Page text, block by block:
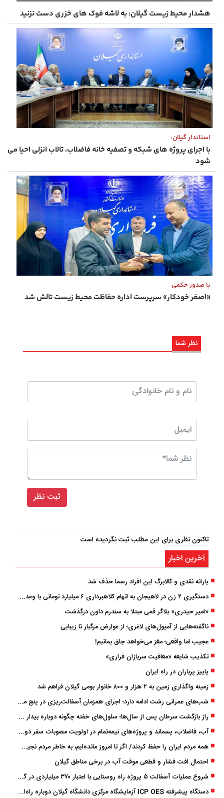
هشدار محیط زیست گیلان: به لاشه فوک های خزری دست نزنید
استاندار گیلان:
با اجرای پروژه های شبکه و تصفیه خانه فاضلاب، تالاب انزلی احیا می
شود
با صدور حکمی
«اصغر خودکار» سرپرست اداره حفاظت محیط زیست تالش شد
نظر شما
تاکنون نظری برای این مطلب ثبت نگردیده است
آخرین اخبار
یارانه نقدی و کالابرگ این افراد رسما حذف شد
دستگیری ۲ زن در لاهیجان به اتهام کلاهبرداری ۶ میلیارد تومانی با وعده وام
«امیر حیدری» بلاگر قمی مبتلا به سندرم داون درگذشت
ناگفته‌هایی از آمپول‌های لاغری؛ از عوارض مرگبار تا زیبایی
عجیب اما واقعی؛ مغز می‌خواهد چاق بمانیم!
تکذیب شایعه «معافیت سربازان فراری»
پاییز پرباران در راه ایران
زمینه واگذاری زمین به ۲ هزار و ۸۰۰ خانوار بومی گیلان فراهم شد
شب‌های عمرانی رشت ادامه دارد؛ اجرای همزمان آسفالت‌ریزی در پنج منطقه شهری
راز بازگشت سرطان پس از سال‌ها؛ سلول‌های خفته چگونه دوباره بیدار می‌شوند؟
آب، فاضلاب، پسماند و پروژه‌های نیمه‌تمام در اولویت مصوبات سفر دولت
همه مردم ایران را حفظ کردند/ اگر تا امروز مانده‌ایم، به ‌خاطر مردم نجیب ایران بوده است
احتمال افت فشار و قطعی موقت آب در برخی مناطق گیلان
شروع عملیات آسفالت ۵ پروژه راه ‌روستایی با اعتبار ۳۷۰ میلیاردی در گیلان
دستگاه پیشرفته ICP OES آزمایشگاه مرکزی دانشگاه گیلان دوباره راه‌اندازی شد